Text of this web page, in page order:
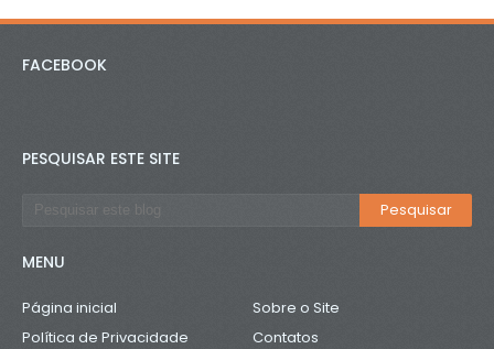
FACEBOOK
PESQUISAR ESTE SITE
MENU
Página inicial
Sobre o Site
Política de Privacidade
Contatos